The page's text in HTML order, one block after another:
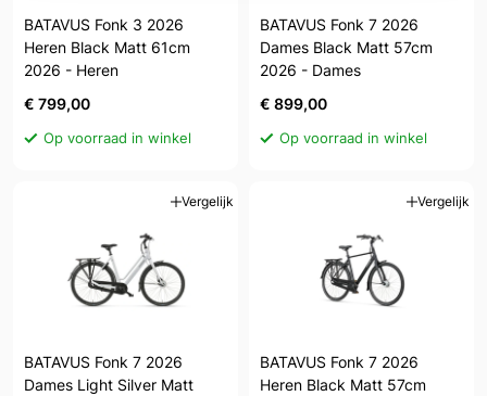
BATAVUS Fonk 3 2026
Heren Black Matt 61cm
2026 - Heren
€ 799,00
Op voorraad in winkel
BATAVUS Fonk 7 2026
Dames Black Matt 57cm
2026 - Dames
€ 899,00
Op voorraad in winkel
Vergelijk
BATAVUS Fonk 7 2026
Dames Light Silver Matt
Vergelijk
BATAVUS Fonk 7 2026
Heren Black Matt 57cm